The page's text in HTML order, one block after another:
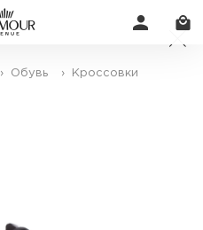
› Обувь › Кроссовки